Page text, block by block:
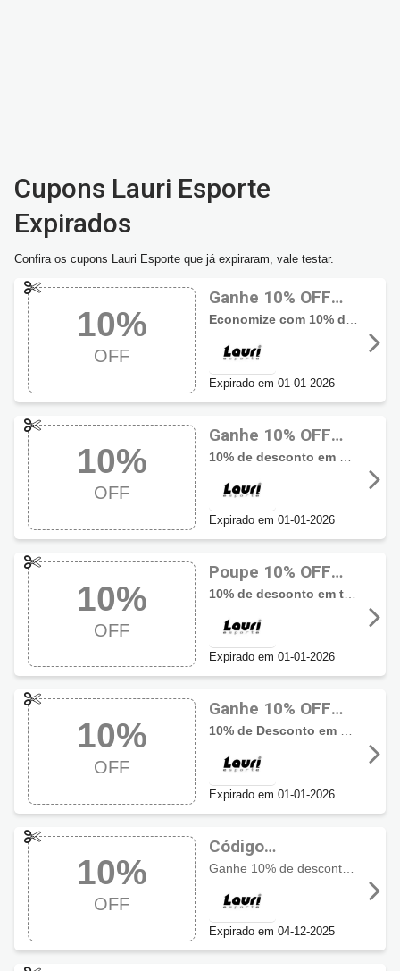
Cupons Lauri Esporte
Expirados
Confira os cupons Lauri Esporte que já expiraram, vale testar.
10%
OFF
Ganhe 10% OFF
com cupom Lauri
Esporte
Expirado em 01-01-2026
10%
OFF
Ganhe 10% OFF
usando cupom
Lauri Esporte
Expirado em 01-01-2026
10%
OFF
Poupe 10% OFF
com código
promocional Lauri
Esporte
Expirado em 01-01-2026
10%
OFF
Ganhe 10% OFF
com cupom Lauri
Esporte
Expirado em 01-01-2026
10%
OFF
Código
promocional Lauri
Esporte com 10%
OFF
Expirado em 04-12-2025